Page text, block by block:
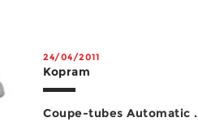
24/04/2011
Kopram
Coupe-tubes Automatic .